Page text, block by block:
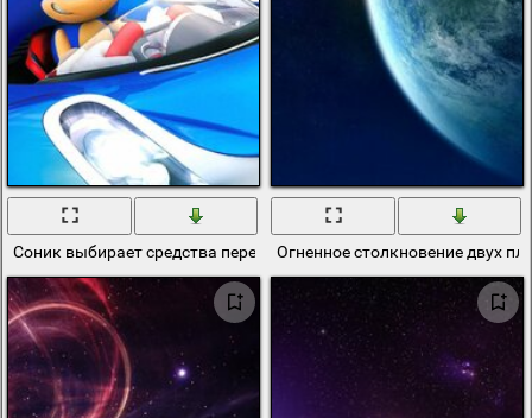
Соник выбирает средства передвижения под стать себе -
Огненное столкновение двух